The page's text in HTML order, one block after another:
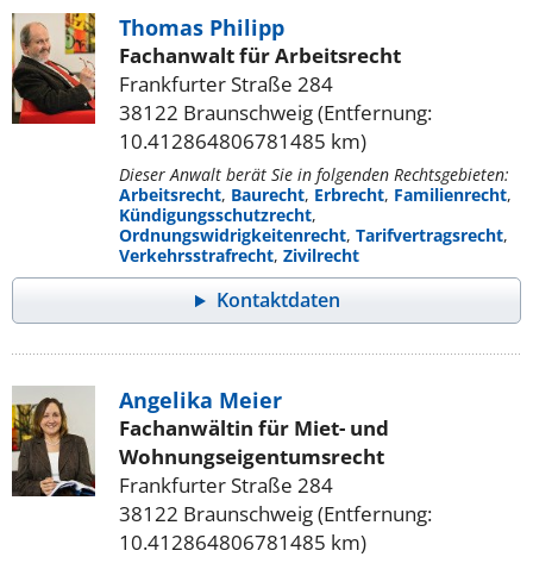
Thomas Philipp
Fachanwalt für Arbeitsrecht
Frankfurter Straße 284
38122 Braunschweig (Entfernung:
10.412864806781485 km)
Dieser Anwalt berät Sie in folgenden Rechtsgebieten:
Arbeitsrecht, Baurecht, Erbrecht, Familienrecht,
Kündigungsschutzrecht,
Ordnungswidrigkeitenrecht, Tarifvertragsrecht,
Verkehrsstrafrecht, Zivilrecht
Kontaktdaten
Angelika Meier
Fachanwältin für Miet- und
Wohnungseigentumsrecht
Frankfurter Straße 284
38122 Braunschweig (Entfernung:
10.412864806781485 km)